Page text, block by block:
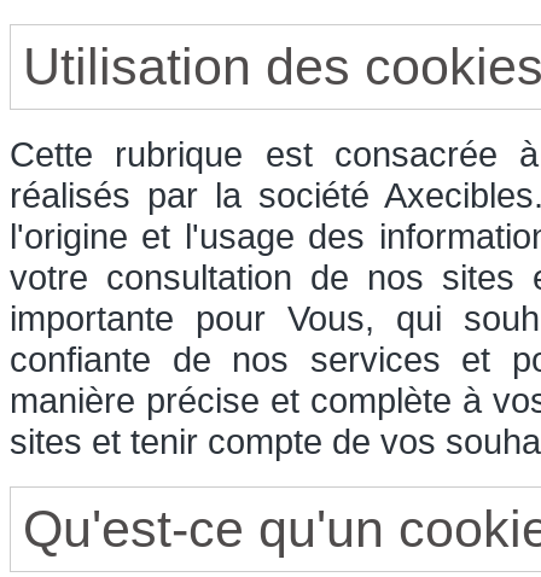
Utilisation des
Cette rubrique est consacrée
réalisés par la société
l'origine et l'usage des
votre consultation de nos
importante pour Vous, qui
confiante de nos services et
manière précise et complète à
sites et tenir compte de vos
Qu'est-ce qu'un